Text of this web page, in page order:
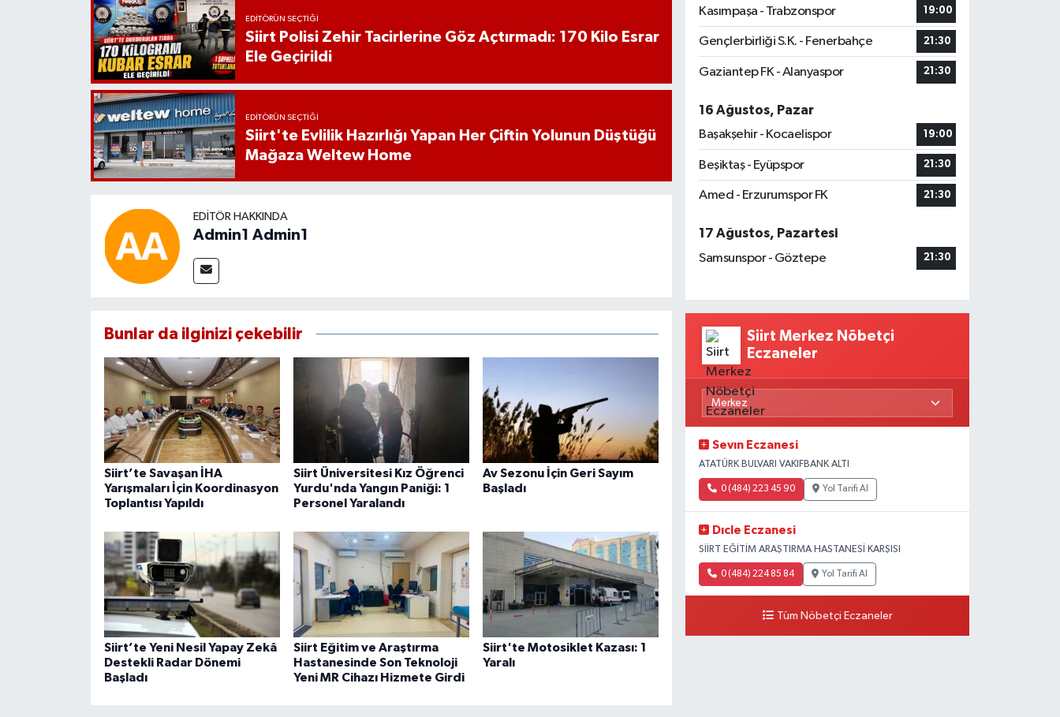
EDITÖRÜN SEÇTIĞI
Siirt Polisi Zehir Tacirlerine Göz Açtırmadı: 170 Kilo Esrar
Ele Geçirildi
EDITÖRÜN SEÇTIĞI
Siirt'te Evlilik Hazırlığı Yapan Her Çiftin Yolunun Düştüğü
Mağaza Weltew Home
EDITÖR HAKKINDA
Admin1 Admin1
Bunlar da ilginizi çekebilir
Siirt’te Savaşan İHA
Yarışmaları İçin Koordinasyon
Toplantısı Yapıldı
Siirt Üniversitesi Kız Öğrenci
Yurdu'nda Yangın Paniği: 1
Personel Yaralandı
Av Sezonu İçin Geri Sayım
Başladı
Siirt’te Yeni Nesil Yapay Zekâ
Destekli Radar Dönemi
Başladı
Siirt Eğitim ve Araştırma
Hastanesinde Son Teknoloji
Yeni MR Cihazı Hizmete Girdi
Siirt'te Motosiklet Kazası: 1
Yaralı
Kasımpaşa - Trabzonspor 19:00
Gençlerbirliği S.K. - Fenerbahçe 21:30
Gaziantep FK - Alanyaspor 21:30
16 Ağustos, Pazar
Başakşehir - Kocaelispor
19:00
Beşiktaş - Eyüpspor 21:30
Amed - Erzurumspor FK 21:30
17 Ağustos, Pazartesi
Samsunspor - Göztepe
21:30
Siirt Merkez Nöbetçi
Eczaneler
Sevın Eczanesi
ATATÜRK BULVARI VAKIFBANK ALTI
0 (484) 223 45 90 Yol Tarifi Al
Dıcle Eczanesi
SİİRT EĞİTİM ARAŞTIRMA HASTANESİ KARŞISI
0 (484) 224 85 84 Yol Tarifi Al
Tüm Nöbetçi Eczaneler